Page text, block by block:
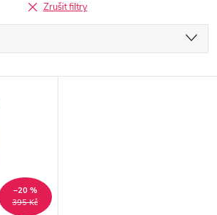
Zrušit filtry
395 Kč
–20 %